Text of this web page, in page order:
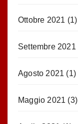
Ottobre 2021 (1)
Settembre 2021
Agosto 2021 (1)
Maggio 2021 (3)